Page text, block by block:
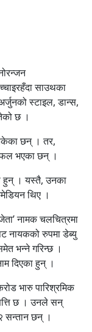
साउथका
स्टाइल, डान्स,
छ ।
छन् । तर,
भएका छन् ।
हुन् । यस्तै, उनका
थिए ।
नामक चलचित्रमा
नायकको रुपमा डेब्यु
भन्ने गरिन्छ ।
दिएका हुन् ।
भारु पारिश्रमिक
छ । उनले सन्
सन्तान छन् ।